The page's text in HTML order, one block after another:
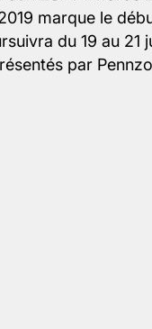
marque le
du 19 au 21
par